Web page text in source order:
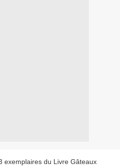
exemplaires du Livre Gâteaux